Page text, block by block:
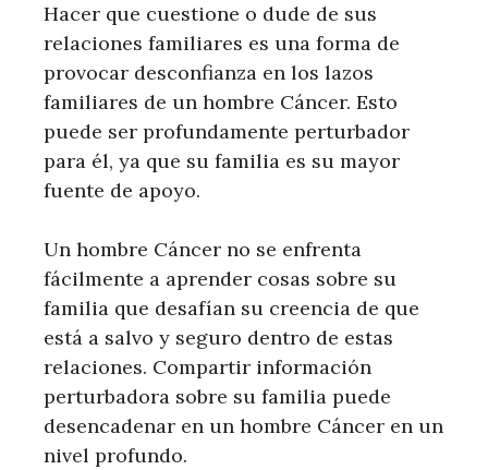
Hacer que cuestione o dude de sus
relaciones familiares es una forma de
provocar desconfianza en los lazos
familiares de un hombre Cáncer. Esto
puede ser profundamente perturbador
para él, ya que su familia es su mayor
fuente de apoyo.
Un hombre Cáncer no se enfrenta
fácilmente a aprender cosas sobre su
familia que desafían su creencia de que
está a salvo y seguro dentro de estas
relaciones. Compartir información
perturbadora sobre su familia puede
desencadenar en un hombre Cáncer en un
nivel profundo.